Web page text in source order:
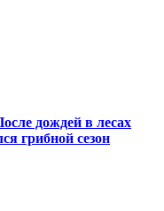
дождей в лесах
грибной сезон